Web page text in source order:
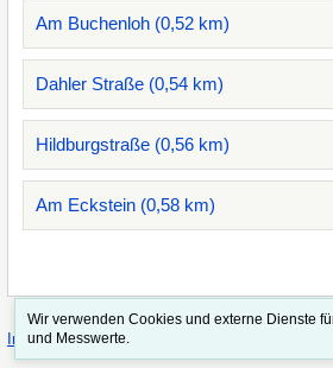
Am Buchenloh (0,52 km)
Dahler Straße (0,54 km)
Hildburgstraße (0,56 km)
Am Eckstein (0,58 km)
Impressum·Straßenindex
Wir verwenden Cookies und externe Dienste
und Messwerte.